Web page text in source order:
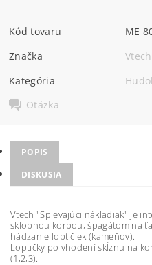
Kód tovaru
ME
Značka
Vtech
Kategória
Otázka
POPIS
DISKUSIA
Vtech "Spievajúci nákladiak" je
sklopnou korbou, špagátom na
hádzanie loptičiek (kameňov).
Loptičky po vhodení skĺznu na
(1,2,3).